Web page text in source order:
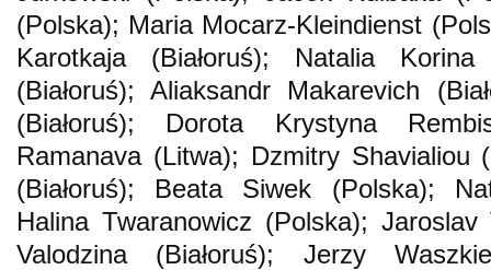
(Polska); Maria Mocarz-Kleindienst
Karotkaja (Białoruś); Natalia
(Białoruś); Aliaksandr Makarevich
(Białoruś); Dorota Krystyna
Ramanava (Litwa); Dzmitry Shavialiou
(Białoruś); Beata Siwek (Polska);
Halina Twaranowicz (Polska);
Valodzina (Białoruś); Jerzy